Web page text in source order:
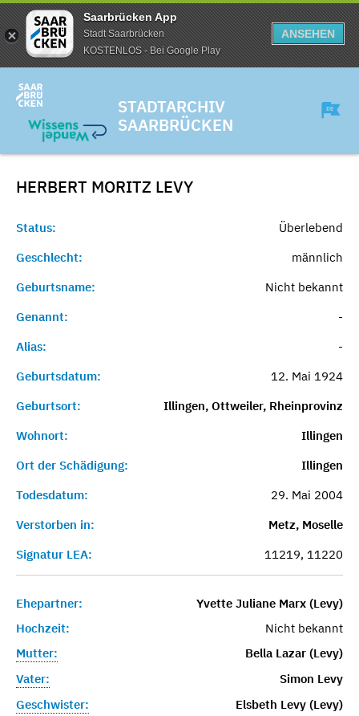
Saarbrücken App
Stadt Saarbrücken
KOSTENLOS - Bei Google Play
ANSEHEN
STADTARCHIV
SAARBRÜCKEN
HERBERT MORITZ LEVY
Status:
Überlebend
Geschlecht:
männlich
Geburtsname:
Nicht bekannt
Genannt:
-
Alias:
-
Geburtsdatum:
12. Mai 1924
Geburtsort:
Illingen, Ottweiler, Rheinprovinz
Wohnort:
Illingen
Ort der Schädigung:
Illingen
Todesdatum:
29. Mai 2004
Verstorben in:
Metz, Moselle
Signatur LEA:
11219, 11220
Ehepartner:
Yvette Juliane Marx (Levy)
Hochzeit:
Nicht bekannt
Mutter:
Bella Lazar (Levy)
Vater:
Simon Levy
Geschwister:
Elsbeth Levy (Levy)